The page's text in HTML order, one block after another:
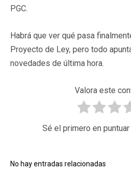
PGC.
Habrá que ver qué pasa
Proyecto de Ley, pero todo
novedades de última hora.
Valora este
Sé el primero en
No hay entradas relacionadas